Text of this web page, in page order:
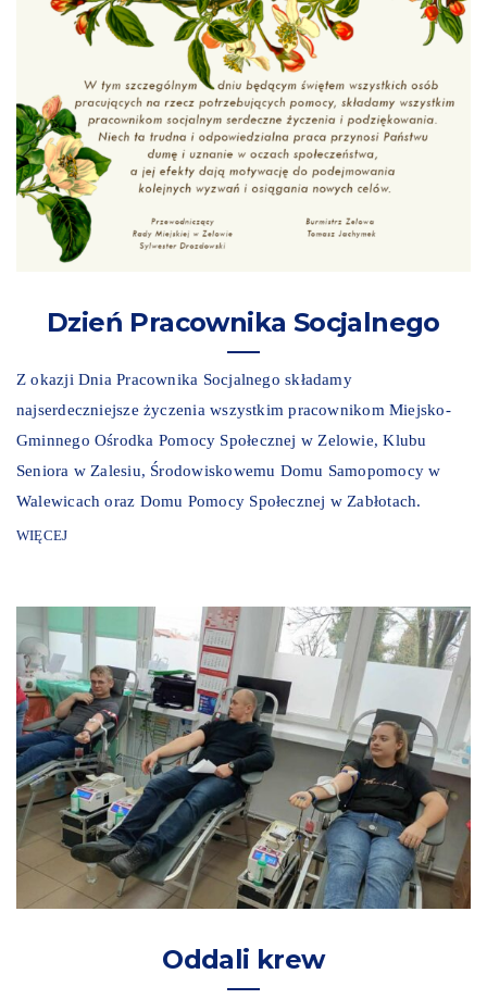
Dzień Pracownika Socjalnego
Z okazji Dnia Pracownika Socjalnego składamy
najserdeczniejsze życzenia wszystkim pracownikom Miejsko-
Gminnego Ośrodka Pomocy Społecznej w Zelowie, Klubu
Seniora w Zalesiu, Środowiskowemu Domu Samopomocy w
Walewicach oraz Domu Pomocy Społecznej w Zabłotach.
WIĘCEJ
Oddali krew